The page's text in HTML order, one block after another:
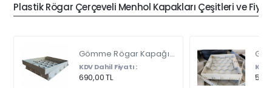
Plastik Rögar Çerçeveli Menhol Kapakları Çeşitleri ve
Gömme Rögar Kapağı - Seramik - Fayans Ve Mermer Zeminlerde - Gizli Çerçeve Kapak Çift Kulplu 45 X 45
KDV Dahil Fiyatı :
690,00 TL
KDV